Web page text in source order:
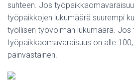
suhteen. Jos
työpaikkojen lukumäärä suurempi
työllisen työvoiman lukumäärä. Jos
työpaikkaomavaraisuus on alle
päinvastainen.